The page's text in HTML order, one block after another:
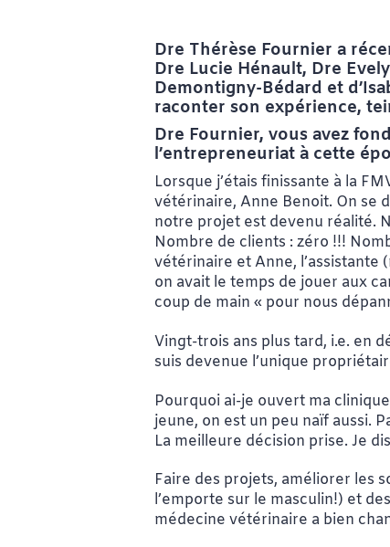
Dre Thérèse Fournier a
Dre Lucie Hénault, Dre
Demontigny-Bédard et
raconter son expérience,
Dre Fournier, vous avez
l’entrepreneuriat à cette
Lorsque j’étais finissante à la
vétérinaire, Anne Benoit. On se
notre projet est devenu réalité.
Nombre de clients : zéro !!!
vétérinaire et Anne, l’assistante
on avait le temps de jouer aux
coup de main « pour nous
Vingt-trois ans plus tard, i.e. en
suis devenue l’unique
Pourquoi ai-je ouvert ma
jeune, on est un peu naïf aussi.
La meilleure décision prise. Je
Faire des projets, améliorer les
l’emporte sur le masculin!) et
médecine vétérinaire a bien